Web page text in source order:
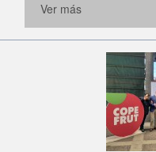
Ver más